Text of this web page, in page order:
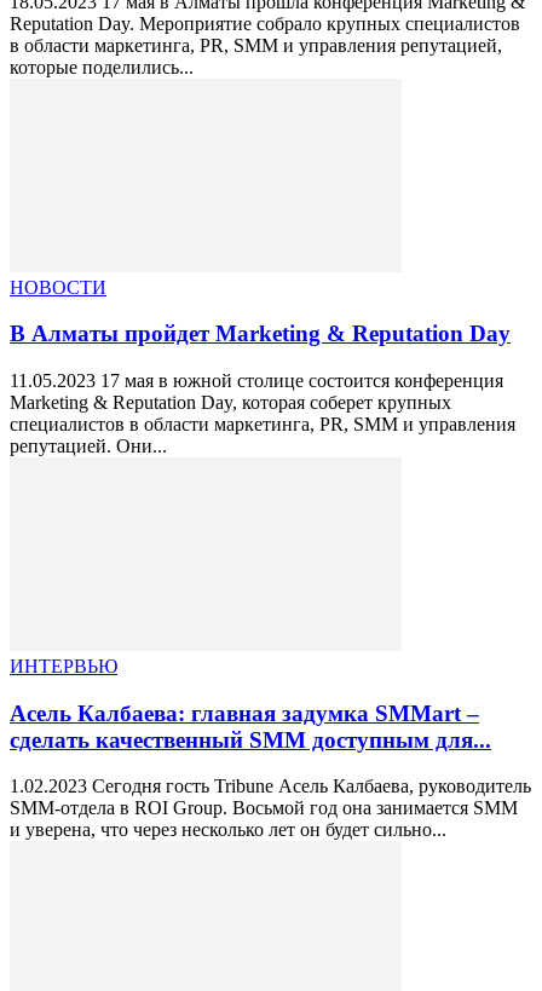
Reputation Day. Мероприятие собрало крупных специалистов
в области маркетинга, PR, SMM и управления репутацией,
которые поделились...
НОВОСТИ
В Алматы пройдет Marketing & Reputation Day
11.05.2023 17 мая в южной столице состоится конференция
Marketing & Reputation Day, которая соберет крупных
специалистов в области маркетинга, PR, SMM и управления
репутацией. Они...
ИНТЕРВЬЮ
Асель Калбаева: главная задумка SMMart –
сделать качественный SMM доступным для...
1.02.2023 Сегодня гость Tribune Асель Калбаева, руководитель
SMM-отдела в ROI Group. Восьмой год она занимается SMM
и уверена, что через несколько лет он будет сильно...